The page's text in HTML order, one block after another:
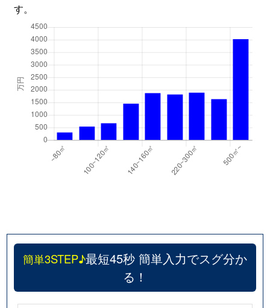
す。
簡単3STEP♪最短45秒 簡単入力でスグ分か
る！